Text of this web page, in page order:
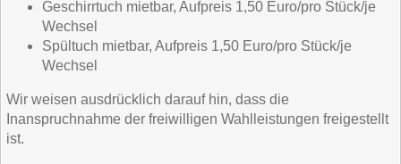
Geschirrtuch mietbar, Aufpreis 1,50 Euro/pro Stück/je
Wechsel
Spültuch mietbar, Aufpreis 1,50 Euro/pro Stück/je
Wechsel
Wir weisen ausdrücklich darauf hin, dass die
Inanspruchnahme der freiwilligen Wahlleistungen freigestellt
ist.